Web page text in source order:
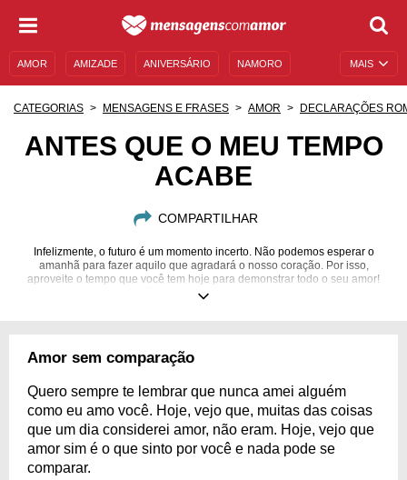
MAIS
AMOR AMIZADE ANIVERSÁRIO NAMORO
MENSAGENS DE ANIVERSÁRIO
CATEGORIAS MENSAGENS E FRASES AMOR DECLARAÇÕES
ANTES QUE O MEU TEMPO
ACABE
COMPARTILHAR
Infelizmente, o futuro é um momento incerto. Não podemos esperar o
amanhã para fazer aquilo que agradará o nosso coração. Por isso,
aproveite o tempo que você tem hoje para demonstrar todo o seu amor!
Afinal, amanhã pode acabar sendo tarde demais...
Amor sem comparação
Quero sempre te lembrar que nunca amei alguém
como eu amo você. Hoje, vejo que, muitas das coisas
que um dia considerei amor, não eram. Hoje, vejo que
amor sim é o que sinto por você e nada pode se
comparar.